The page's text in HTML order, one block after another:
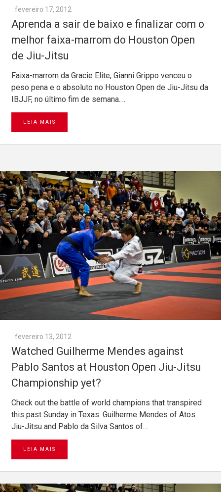
fevereiro 17, 2012
Aprenda a sair de baixo e finalizar com o
melhor faixa-marrom do Houston Open
de Jiu-Jitsu
Faixa-marrom da Gracie Elite, Gianni Grippo venceu o
peso pena e o absoluto no Houston Open de Jiu-Jitsu da
IBJJF, no último fim de semana.…
LEIA MAIS
fevereiro 13, 2012
Watched Guilherme Mendes against
Pablo Santos at Houston Open Jiu-Jitsu
Championship yet?
Check out the battle of world champions that transpired
this past Sunday in Texas. Guilherme Mendes of Atos
Jiu-Jitsu and Pablo da Silva Santos of…
LEIA MAIS